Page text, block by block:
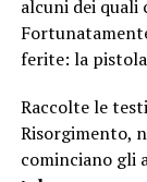
alcuni dei quali
ferite: la
Raccolte le
Risorgimento,
cominciano gli